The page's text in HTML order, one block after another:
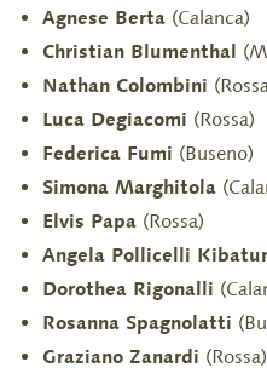
Agnese Berta (Calanca)
Christian Blumenthal
Nathan Colombini
Luca Degiacomi (Rossa)
Federica Fumi (Buseno)
Simona Marghitola
Elvis Papa (Rossa)
Angela Pollicelli
Dorothea Rigonalli
Rosanna Spagnolatti
Graziano Zanardi (Rossa)